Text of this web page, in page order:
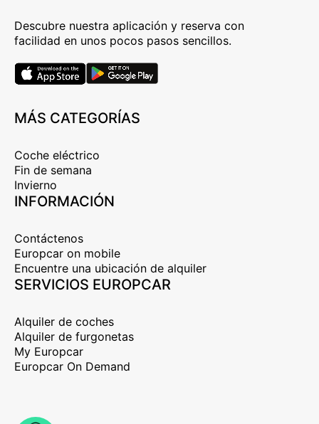
Descubre nuestra aplicación y reserva con
facilidad en unos pocos pasos sencillos.
MÁS CATEGORÍAS
Coche eléctrico
Fin de semana
Invierno
INFORMACIÓN
Contáctenos
Europcar on mobile
Encuentre una ubicación de alquiler
SERVICIOS EUROPCAR
Alquiler de coches
Alquiler de furgonetas
My Europcar
Europcar On Demand